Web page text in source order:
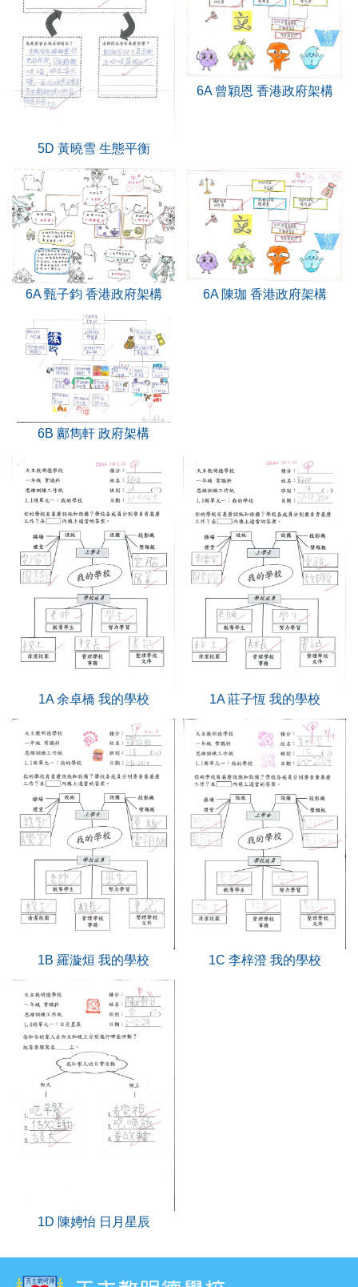
5D 黃曉雪 生態平衡
6A 曾穎恩 香港政府架構
6A 甄子鈞 香港政府架構 6A 陳珈 香港政府架構
6B 鄺雋軒 政府架構
1A 余卓橋 我的學校 1A 莊子恆 我的學校
1B 羅漩烜 我的學校 1C 李梓澄 我的學校
1D 陳娉怡 日月星辰